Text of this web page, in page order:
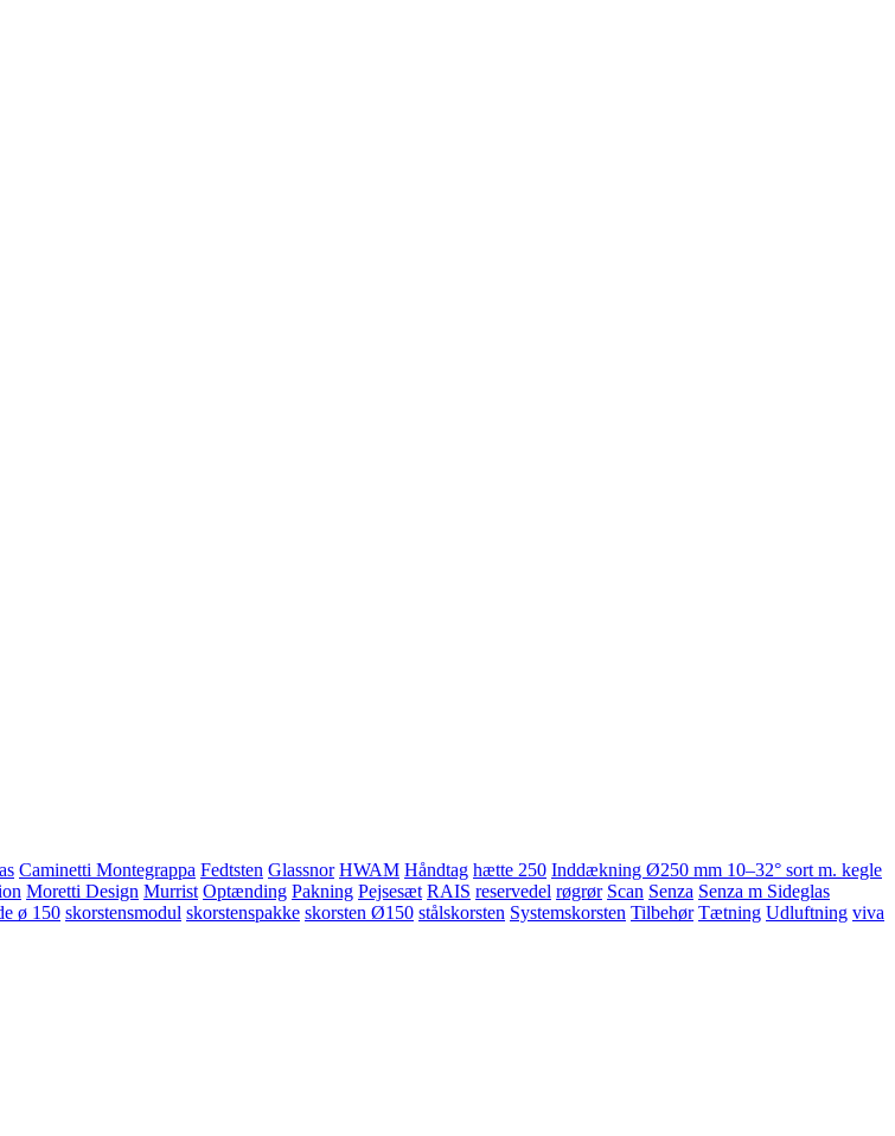
Caminetti Montegrappa Fedtsten Glassnor HWAM Håndtag hætte 250 Inddækning Ø250 mm 10–32° sort m. kegle
Moretti Design Murrist Optænding Pakning Pejsesæt RAIS reservedel røgrør Scan Senza Senza m Sideglas
ø 150 skorstensmodul skorstenspakke skorsten Ø150 stålskorsten Systemskorsten Tilbehør Tætning Udluftning viva